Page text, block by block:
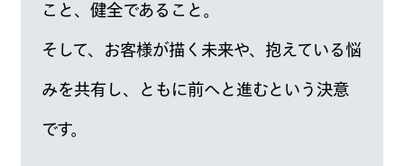
こと、健全であること。
そして、お客様が描く未来や、抱えている悩
みを共有し、 ともに前へと進むという決意
です。